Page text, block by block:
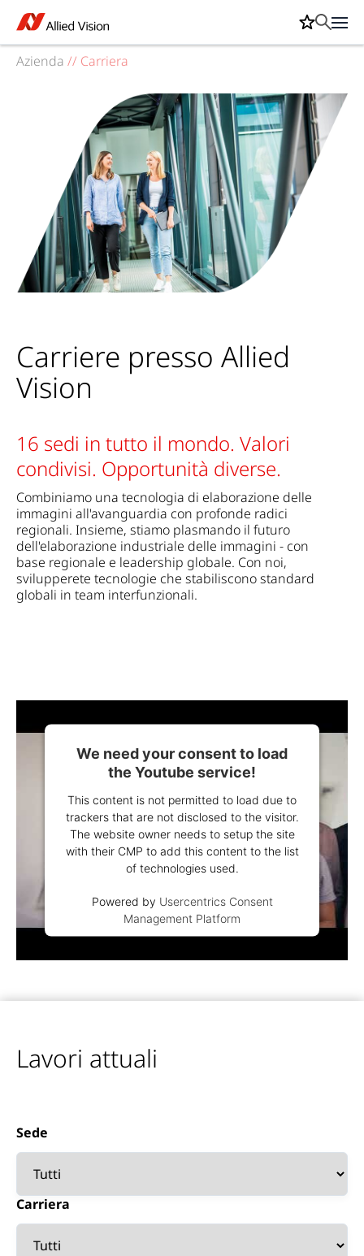
Azienda // Carriera
Carriere presso Allied
Vision
16 sedi in tutto il mondo. Valori
condivisi. Opportunità diverse.
Combiniamo una tecnologia di elaborazione delle
immagini all'avanguardia con profonde radici
regionali. Insieme, stiamo plasmando il futuro
dell'elaborazione industriale delle immagini - con
base regionale e leadership globale. Con noi,
svilupperete tecnologie che stabiliscono standard
globali in team interfunzionali.
We need your consent to load
the Youtube service!
This content is not permitted to load due to
trackers that are not disclosed to the visitor.
The website owner needs to setup the site
with their CMP to add this content to the list
of technologies used.
Powered by Usercentrics Consent
Management Platform
Lavori attuali
Sede
Carriera